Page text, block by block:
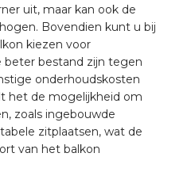
uit, maar kan ook de
Bovendien kunt u bij
kiezen voor
beter bestand zijn tegen
onderhoudskosten
het de mogelijkheid om
zoals ingebouwde
zitplaatsen, wat de
van het balkon